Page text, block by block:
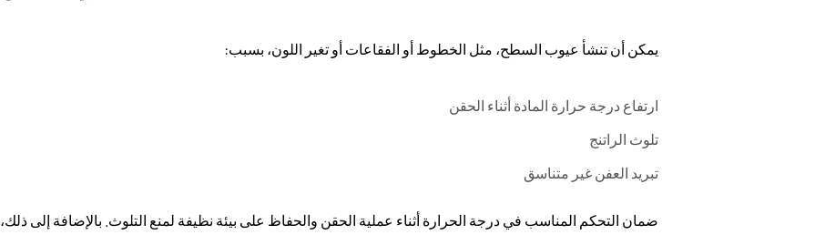
تزييفها
تشويهها
5.
إزالة
اللزج
يمكن أن تنشأ عيوب السطح، مثل الخطوط أو الفقاعات أو تغير اللون، بسبب:
ارتفاع درجة حرارة المادة أثناء الحقن
تلوث الراتنج
تبريد العفن غير متناسق
ضمان التحكم المناسب في درجة الحرارة أثناء عملية الحقن والحفاظ على بيئة نظيفة لمنع التلوث. بالإضافة إلى ذلك،